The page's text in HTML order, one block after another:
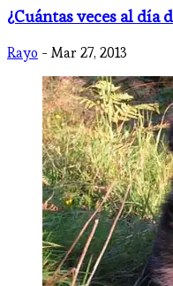
¿Cuántas veces al día
Rayo - Mar 27, 2013